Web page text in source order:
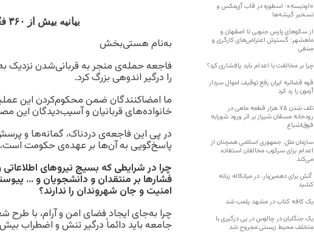
بیانیه بیش از ۳۶۰ فعّال مدنی، سیاسی و فرهنگی
به‌نام هستی‌بخش
را درگیر اندوهی بزرگ کرد.
ما امضاکنندگان ضمن محکوم‌کردن این
خانواده‌های قربانیان و آسیب‌دیدگان این
در پی این فاجعه‌ی دردناک، گمانه‌ها و
پاسخ‌گویی به آن‌ها بر عهده‌ی حکومت است،
چرا در شرایطی که بسیج نیروهای
فشارها بر منتقدان و دانشجویان و …
امنیت و جان شهروندان را ندارند؟
چرا به‌جای ایجاد فضای امن و آرام، با
جامعه باید دائماً درگیر تنش و اضطراب
«اودیسه»؛ اسطوره در قاب آی‌مکس و
تسخیر گیشه‌ها
از سکوهای پارس جنوبی تا اصفهان و
ماهشهر؛ گسترش اعتراض‌های کارگری و
صنفی
چرا بر مخالفت با اعدام باید پافشاری کرد؟
قوه قضائیه ایران رفع توقیف اموال سردار
آزمون را رد کرد
تلف شدن ۷۵ هزار قطعه ماهی در
رودخانه مسقان شیراز بر اثر ورود شورابه
فوق‌اشباع
سازمان ملل: جمهوری اسلامی همچنان از
اعدام برای سرکوب مخالفان استفاده
می‌کند
آتش برای دهمین‌بار، در میانکاله زبانه
کشید
یک کافه کتاب در مشهد پلمب شد
یک جنگلبان در چالوس در پی درگیری با
متخلف محیط زیستی مجروح شد